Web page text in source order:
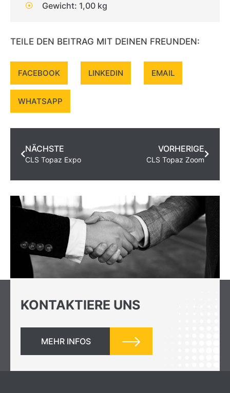
Gewicht: 1,00 kg
TEILE DEN BEITRAG MIT DEINEN FREUNDEN:
FACEBOOK LINKEDIN EMAIL
WHATSAPP
NÄCHSTE
CLS Topaz Expo
VORHERIGE
CLS Topaz Zoom
KONTAKTIERE UNS
MEHR INFOS